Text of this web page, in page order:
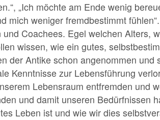
„Ich möchte am Ende wenig
mich weniger fremdbestimmt
Coachees. Egel welchen Alters,
wissen, wie ein gutes,
der Antike schon angenommen
Kenntnisse zur Lebensführung
Lebensraum entfremden und
und damit unseren Bedürfnissen
Leben ist und wie wir dies